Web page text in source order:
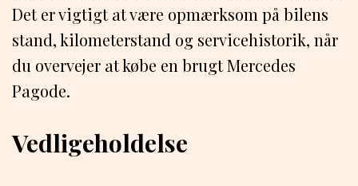
Det er vigtigt at være opmærksom på bilens
stand, kilometerstand og servicehistorik, når
du overvejer at købe en brugt Mercedes
Pagode.
Vedligeholdelse